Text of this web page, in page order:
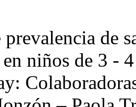
prevalencia de
niños de 3 -